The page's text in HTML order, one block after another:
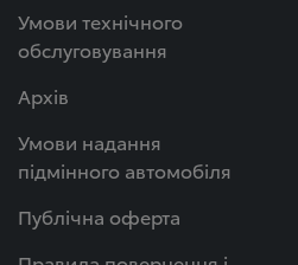
Умови технічного
обслуговування
Архів
Умови надання
підмінного автомобіля
Публічна оферта